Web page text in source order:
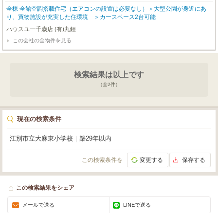
全棟 全館空調搭載住宅（エアコンの設置は必要なし）＞大型公園が身近にあ
り、買物施設が充実した住環境 ＞カースペース2台可能
ハウスユー千歳店 (有)丸鍾
この会社の全物件を見る
検索結果は以上です
（全2件）
現在の検索条件
江別市立大麻東小学校 築29年以内
この検索条件を 変更する 保存する
この検索結果をシェア
メールで送る LINEで送る